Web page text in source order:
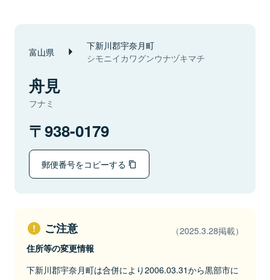
富山県 下新川郡宇奈月町
シモニイカワグンウナヅキマチ
舟見
フナミ
938-0179
郵便番号をコピーする
ご注意 （2025.3.28掲載）
住所等の変更情報
下新川郡宇奈月町は合併により2006.03.31から黒部市に